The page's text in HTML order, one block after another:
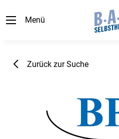
Menü
Zurück zur Suche